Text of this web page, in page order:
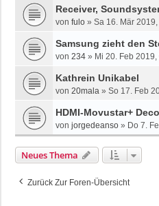
Receiver,
von fulo » Sa 16. Mär
Samsung zieht den
von 234 » Mi 20. Feb 2019,
Kathrein Unikabel
von 20mala » So 17. Feb
HDMI-Movustar+
von jorgedeanso » Do 7.
Neues Thema
Zurück Zur Foren-Übersicht